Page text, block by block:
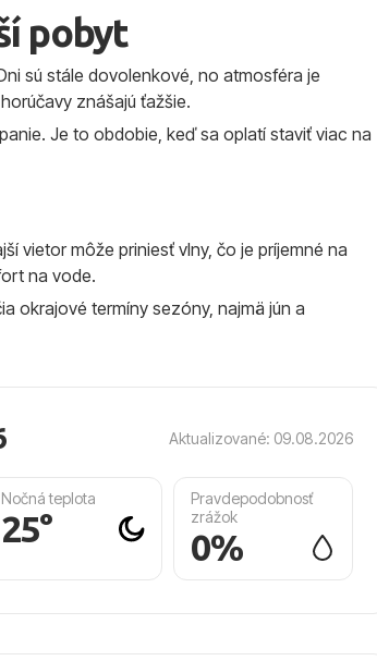
pobyt
sú stále dovolenkové, no atmosféra je
znášajú ťažšie.
Je to obdobie, keď sa oplatí staviť viac na
vietor môže priniesť vlny, čo je príjemné na
na vode.
okrajové termíny sezóny, najmä jún a
Aktualizované: 09.08.2026
Nočná teplota
25°
Pravdepodobnosť
zrážok
0%